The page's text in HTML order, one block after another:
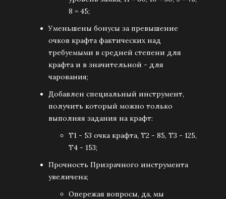
8 = 45;
Уменьшены бонусы за превышение
очков крафта фактических над
требуемыми в средней степени для
крафта и в значительной - для
чарования;
Добавлен специальный инструмент,
получить который можно только
выполняя задания на крафт:
Т1 - 53 очка крафта, Т2 - 85, Т3 - 125,
Т4 - 153;
Прочность Призрачного инструмента
увеличена;
Опережая вопросы, да, мы